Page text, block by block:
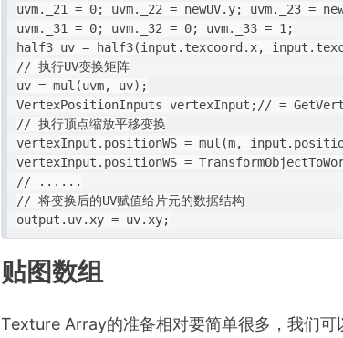
uvm._21 = 0; uvm._22 = newUV.y; uvm._23 =
uvm._31 = 0; uvm._32 = 0; uvm._33 = 1;
half3 uv = half3(input.texcoord.x,
// 执行UV变换矩阵
uv = mul(uvm, uv);
VertexPositionInputs vertexInput;// =
// 执行顶点缩放平移变换
vertexInput.positionWS = mul(m,
vertexInput.positionWS =
// ......
// 将变换后的UV赋值给片元的数据结构
贴图数组
Texture Array的准备相对要简单很多，我们